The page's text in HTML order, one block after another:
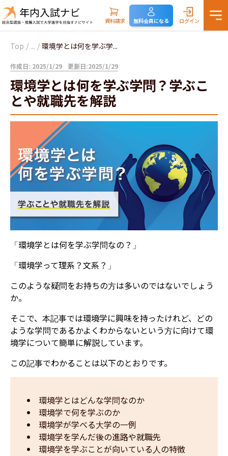
資料請求 無料会員になる ログイン
Top / ... / 環境学とは何を学ぶ学...
作成日: 2025/1/29 更新日:2025/1/29
環境学とは何を学ぶ学問？学ぶこ
とや就職先を解説
「環境学とは何を学ぶ学問なの？」
「環境学って理系？文系？」
このような疑問をお持ちの方は多いのではないでしょう
か。
そこで、本記事では環境学に興味を持ったけれど、どの
ような学問であるかよくわからないという方に向けて環
境学について簡単に解説しています。
この記事でわかることは以下のとおりです。
環境学とはどんな学問なのか
環境学で何を学ぶのか
環境学が学べる大学の一例
環境学を学んだ後の進路や就職先
環境学を学ぶことが向いている人の特徴